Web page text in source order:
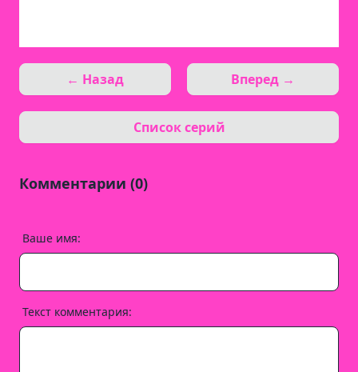
← Назад
Список серий
Вперед →
Комментарии (0)
Ваше имя:
Текст комментария: